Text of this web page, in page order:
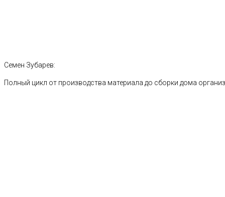
Семен Зубарев:
Полный цикл от производства материала до сборки дома